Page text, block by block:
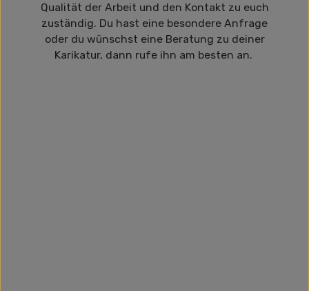
Qualität der Arbeit und den Kontakt zu euch
zuständig. Du hast eine besondere Anfrage
oder du wünschst eine Beratung zu deiner
Karikatur, dann rufe ihn am besten an.